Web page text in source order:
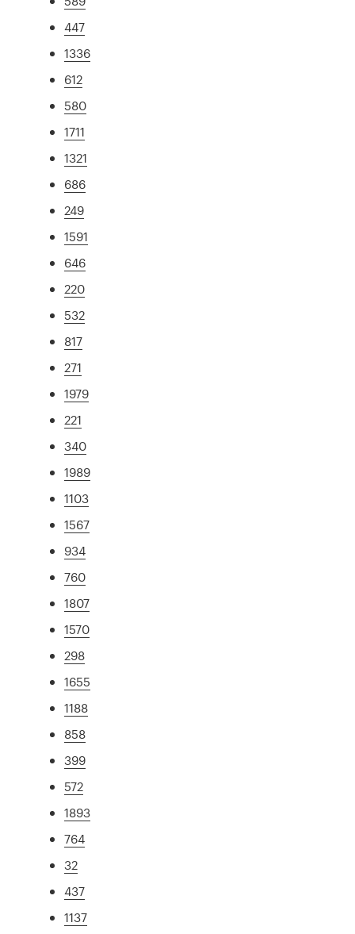
447
1336
612
580
1711
1321
686
249
1591
646
220
532
817
271
1979
221
340
1989
1103
1567
934
760
1807
1570
298
1655
1188
858
399
572
1893
764
32
437
1137